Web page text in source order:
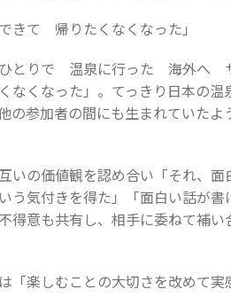
きて 帰りたくなくなった」
ひとりで 温泉に行った 海外へ
くなった」。てっきり日本の温
の参加者の間にも生まれていた
いの価値観を認め合い「それ、
う気付きを得た」「面白い話が
得意も共有し、相手に委ねて補
「楽しむことの大切さを改めて